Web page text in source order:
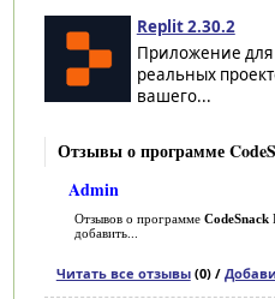
Replit 2.30.2
Приложение для
реальных
вашего...
Отзывы о программе
Admin
Отзывов о программе CodeSnack
добавить...
Читать все отзывы(0) /